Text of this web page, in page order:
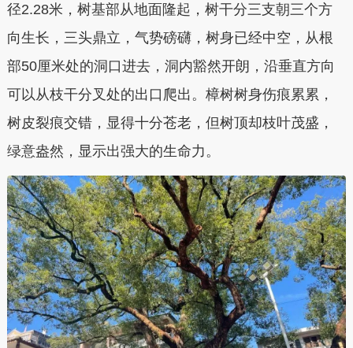
径2.28米，树基部从地面隆起，树干分三支朝三个方
向生长，三头鼎立，气势磅礴，树身已经中空，从根
部50厘米处的洞口进去，洞内豁然开朗，沿垂直方向
可以从枝干分叉处的出口爬出。樟树树身伤痕累累，
树皮裂痕交错，显得十分苍老，但树顶却枝叶茂盛，
绿意盎然，显示出强大的生命力。